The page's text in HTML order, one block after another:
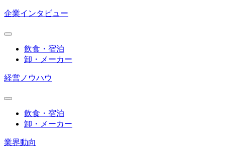
企業インタビュー
飲食・宿泊
卸・メーカー
経営ノウハウ
飲食・宿泊
卸・メーカー
業界動向